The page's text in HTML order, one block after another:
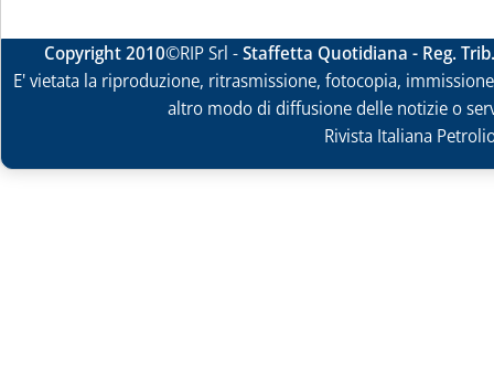
Copyright 2010©RIP Srl -Staffetta Quotidiana - Reg.
E' vietata la riproduzione, ritrasmissione, fotocopia,
altro modo di diffusione delle notizie o
Rivista Italiana